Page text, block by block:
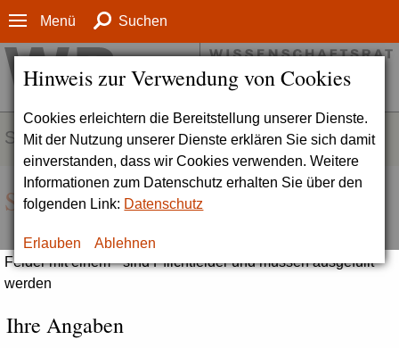
Hinweis zur Verwendung von Cookies
Cookies erleichtern die Bereitstellung unserer Dienste.
Mit der Nutzung unserer Dienste erklären Sie sich damit
einverstanden, dass wir Cookies verwenden. Weitere
Informationen zum Datenschutz erhalten Sie über den
folgenden Link: Datenschutz
Erlauben Ablehnen
Menü Suchen
SERVICE
Seite empfehlen
Felder mit einem * sind Pflichtfelder und müssen ausgefüllt
werden
Ihre Angaben